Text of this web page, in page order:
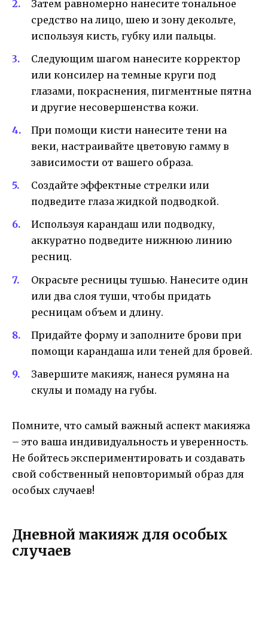
Затем равномерно нанесите тональное
средство на лицо, шею и зону декольте,
используя кисть, губку или пальцы.
Следующим шагом нанесите корректор
или консилер на темные круги под
глазами, покраснения, пигментные пятна
и другие несовершенства кожи.
При помощи кисти нанесите тени на
веки, настраивайте цветовую гамму в
зависимости от вашего образа.
Создайте эффектные стрелки или
подведите глаза жидкой подводкой.
Используя карандаш или подводку,
аккуратно подведите нижнюю линию
ресниц.
Окрасьте ресницы тушью. Нанесите один
или два слоя туши, чтобы придать
ресницам объем и длину.
Придайте форму и заполните брови при
помощи карандаша или теней для бровей.
Завершите макияж, нанеся румяна на
скулы и помаду на губы.
Помните, что самый важный аспект макияжа
– это ваша индивидуальность и уверенность.
Не бойтесь экспериментировать и создавать
свой собственный неповторимый образ для
особых случаев!
Дневной макияж для особых
случаев